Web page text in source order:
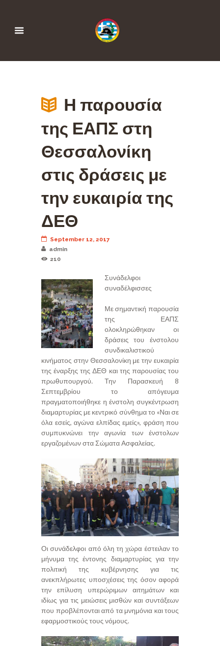
Η παρουσία
της ΕΑΠΣ στη
Θεσσαλονίκη
στις δράσεις με
την ευκαιρία της
ΔΕΘ
September 12, 2017
admin
210
Συνάδελφοι
συναδέλφισσες
Με σημαντική παρουσία
της ΕΑΠΣ
ολοκληρώθηκαν οι
δράσεις του ένστολου
συνδικαλιστικού
κινήματος στην Θεσσαλονίκη με την ευκαιρία
της έναρξης της ΔΕΘ και της παρουσίας του
πρωθυπουργού. Την Παρασκευή 8
Σεπτεμβρίου το απόγευμα
πραγματοποιήθηκε η ένστολη συγκέντρωση
διαμαρτυρίας με κεντρικό σύνθημα το «Ναι σε
όλα εσείς, αγώνα ελπίδας εμείς», φράση που
συμπυκνώνει την αγωνία των ένστολων
εργαζομένων στα Σώματα Ασφαλείας.
Οι συνάδελφοι από όλη τη χώρα έστειλαν το
μήνυμα της έντονης διαμαρτυρίας για την
πολιτική της κυβέρνησης για τις
ανεκπλήρωτες υποσχέσεις της όσον αφορά
την επίλυση υπερώριμων αιτημάτων και
ιδίως για τις μειώσεις μισθών και συντάξεων
που προβλέπονται από τα μνημόνια και τους
εφαρμοστικούς τους νόμους.